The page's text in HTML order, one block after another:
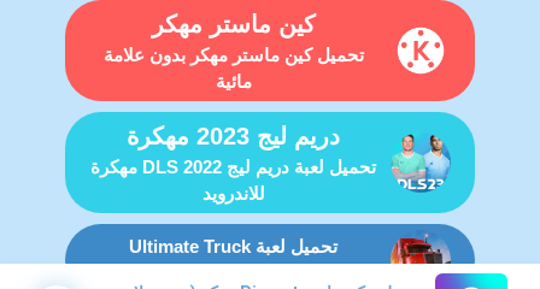
كين ماستر مهكر
تحميل كين ماستر مهكر بدون علامة
مائية
دريم ليج 2023 مهكرة
تحميل لعبة دريم ليج DLS 2022 مهكرة
للاندرويد
تحميل لعبة Ultimate Truck